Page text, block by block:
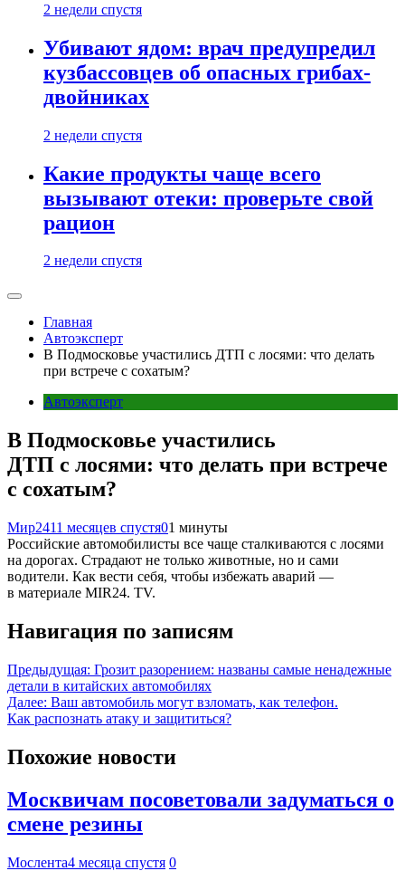
2 недели спустя
Убивают ядом: врач предупредил
кузбассовцев об опасных грибах-
двойниках
2 недели спустя
Какие продукты чаще всего
вызывают отеки: проверьте свой
рацион
2 недели спустя
Главная
Автоэксперт
В Подмосковье участились ДТП с лосями: что делать
при встрече с сохатым?
Автоэксперт
В Подмосковье участились
ДТП с лосями: что делать при встрече
с сохатым?
Мир2411 месяцев спустя01 минуты
Российские автомобилисты все чаще сталкиваются с лосями
на дорогах. Страдают не только животные, но и сами
водители. Как вести себя, чтобы избежать аварий —
в материале MIR24. TV.
Навигация по записям
Предыдущая: Грозит разорением: названы самые ненадежные
детали в китайских автомобилях
Далее: Ваш автомобиль могут взломать, как телефон.
Как распознать атаку и защититься?
Похожие новости
Москвичам посоветовали задуматься о
смене резины
Мослента4 месяца спустя 0